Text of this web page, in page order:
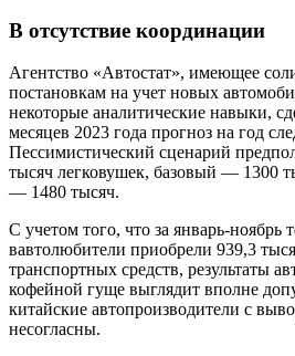
В отсутствие координации
Агентство «Автостат», имеющее
постановкам на учет новых
некоторые аналитические навыки,
месяцев 2023 года прогноз на год
Пессимистический сценарий
тысяч легковушек, базовый — 1300
— 1480 тысяч.
С учетом того, что за январь-ноябрь
вавтолюбители приобрели 939,3
транспортных средств, результаты
кофейной гуще выглядит вполне
китайские автопроизводители с
несогласны.